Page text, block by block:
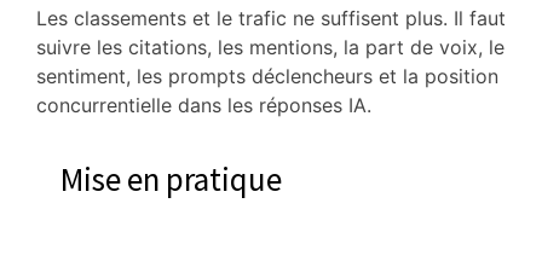
Les classements et le trafic ne suffisent plus. Il faut
suivre les citations, les mentions, la part de voix, le
sentiment, les prompts déclencheurs et la position
concurrentielle dans les réponses IA.
Mise en pratique